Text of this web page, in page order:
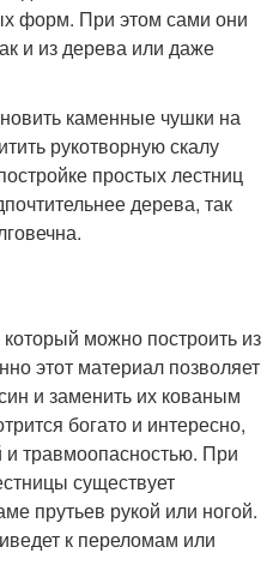
форм. При этом сами они
и из дерева или даже
каменные чушки на
рукотворную скалу
простых лестниц
дерева, так
можно построить из
этот материал позволяет
и заменить их кованым
богато и интересно,
и травмоопасностью. При
существует
прутьев рукой или ногой.
к переломам или